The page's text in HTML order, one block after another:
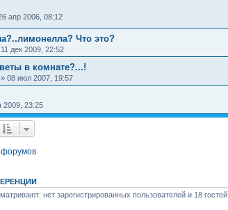
апр 2006, 08:12
Что это?
11 дек 2009, 22:52
в комнате?...!
» 08 июл 2007, 19:57
2009, 23:25
форумов
нет зарегистрированных пользователей и 18 гостей